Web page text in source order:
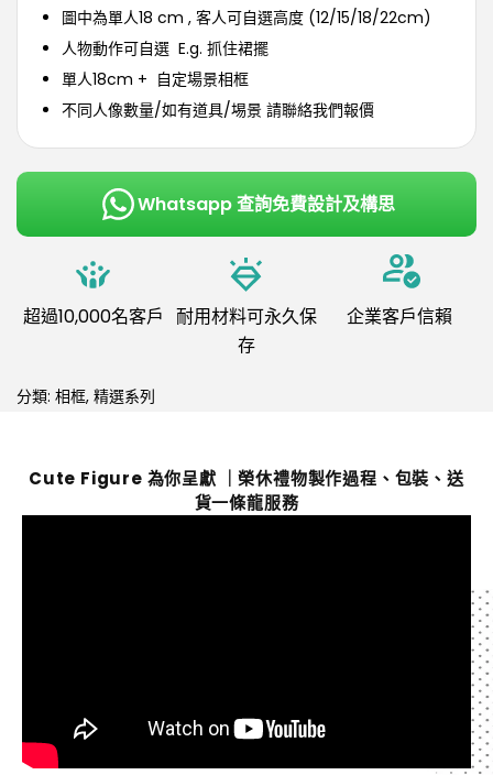
圖中為單人18 cm , 客人可自選高度 (12/15/18/22cm)
人物動作可自選 E.g. 抓住裙擺
單人18cm + 自定場景相框
不同人像數量/如有道具/埸景 請聯絡我們報價
Whatsapp 查詢免費設計及構思
超過10,000名客戶 耐用材料可永久保
存
企業客戶信賴
分類: 相框, 精選系列
Cute Figure 為你呈獻 ｜榮休禮物製作過程、包裝、送
貨一條龍服務